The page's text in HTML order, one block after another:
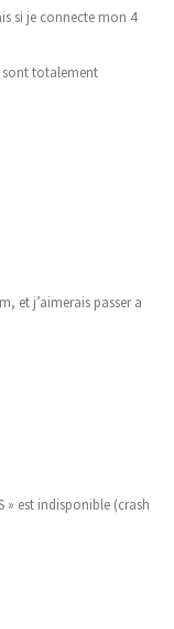
si je connecte mon 4
sont totalement
et j’aimerais passer a
» est indisponible (crash